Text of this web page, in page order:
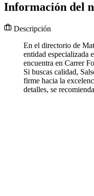
Información del
Descripción
En el directorio de
entidad especializada
encuentra en Carrer
Si buscas calidad,
firme hacia la
detalles, se